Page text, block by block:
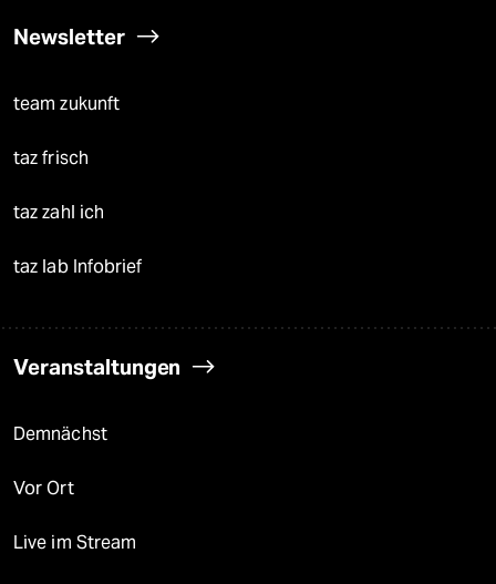
Newsletter
team zukunft
taz frisch
taz zahl ich
taz lab Infobrief
Veranstaltungen
Demnächst
Vor Ort
Live im Stream